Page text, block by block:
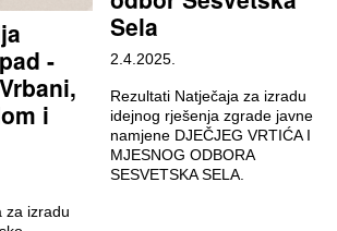
-
i
za izradu
Sela
2.4.2025.
Rezultati Natječaja za izradu
idejnog rješenja zgrade javne
namjene DJEČJEG VRTIĆA I
MJESNOG ODBORA
SESVETSKA SELA.